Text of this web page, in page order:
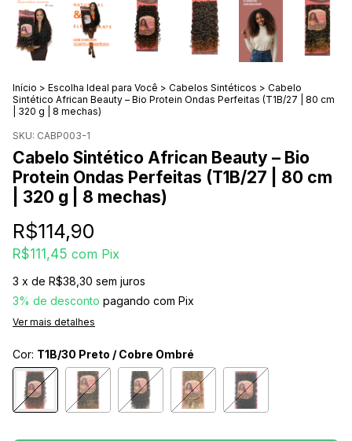
Início > Escolha Ideal para Você > Cabelos Sintéticos > Cabelo
Sintético African Beauty – Bio Protein Ondas Perfeitas (T1B/27 | 80 cm
| 320 g | 8 mechas)
SKU: CABP003-1
Cabelo Sintético African Beauty – Bio
Protein Ondas Perfeitas (T1B/27 | 80 cm
| 320 g | 8 mechas)
R$114,90
R$111,45 com Pix
3 x de R$38,30 sem juros
3% de desconto pagando com Pix
Ver mais detalhes
Cor: T1B/30 Preto / Cobre Ombré